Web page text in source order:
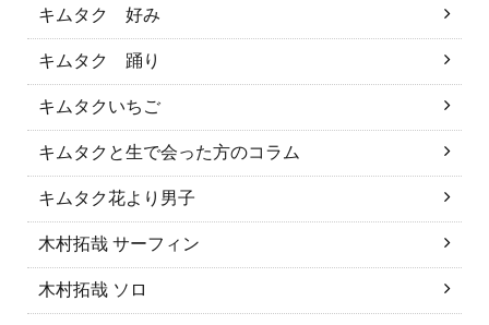
キムタク 好み
キムタク 踊り
キムタクいちご
キムタクと生で会った方のコラム
キムタク花より男子
木村拓哉 サーフィン
木村拓哉 ソロ